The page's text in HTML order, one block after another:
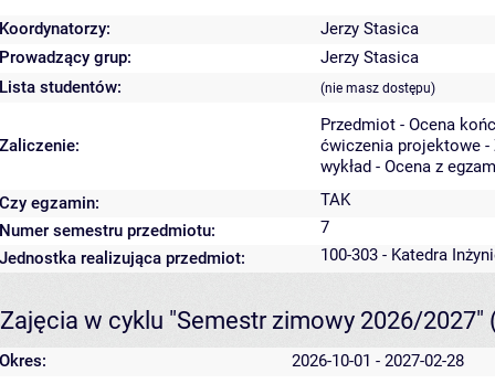
Koordynatorzy:
Jerzy Stasica
Prowadzący grup:
Jerzy Stasica
Lista studentów:
(nie masz dostępu)
Zaliczenie:
Przedmiot - Ocena
ćwiczenia projektowe -
wykład - Ocena z
Czy egzamin:
TAK
Numer semestru przedmiotu:
7
Jednostka realizująca przedmiot:
100-303 - Katedra
Zajęcia w cyklu "Semestr zimowy 2026/2027"
Okres: 2026-10-01 - 2027-02-28